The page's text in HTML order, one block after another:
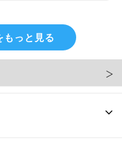
もっと見る